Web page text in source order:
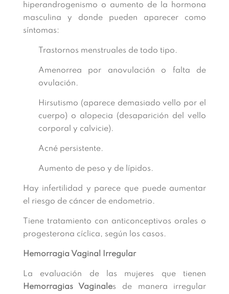
hiperandrogenismo o aumento de la hormona
masculina y donde pueden aparecer como
síntomas:
Trastornos menstruales de todo tipo.
Amenorrea por anovulación o falta de
ovulación.
Hirsutismo (aparece demasiado vello por el
cuerpo) o alopecia (desaparición del vello
corporal y calvicie).
Acné persistente.
Aumento de peso y de lípidos.
Hay infertilidad y parece que puede aumentar
el riesgo de cáncer de endometrio.
Tiene tratamiento con anticonceptivos orales o
progesterona cíclica, según los casos.
Hemorragia Vaginal Irregular
La evaluación de las mujeres que tienen
Hemorragias Vaginales de manera irregular